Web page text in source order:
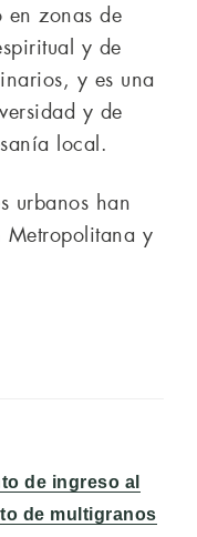
zonas de
y de
y es una
y de
local.
urbanos han
Metropolitana y
de ingreso al
de multigranos